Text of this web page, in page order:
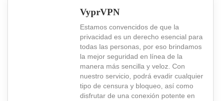
VyprVPN
Estamos convencidos de que la
privacidad es un derecho esencial para
todas las personas, por eso brindamos
la mejor seguridad en línea de la
manera más sencilla y veloz. Con
nuestro servicio, podrá evadir cualquier
tipo de censura y bloqueo, así como
disfrutar de una conexión potente en